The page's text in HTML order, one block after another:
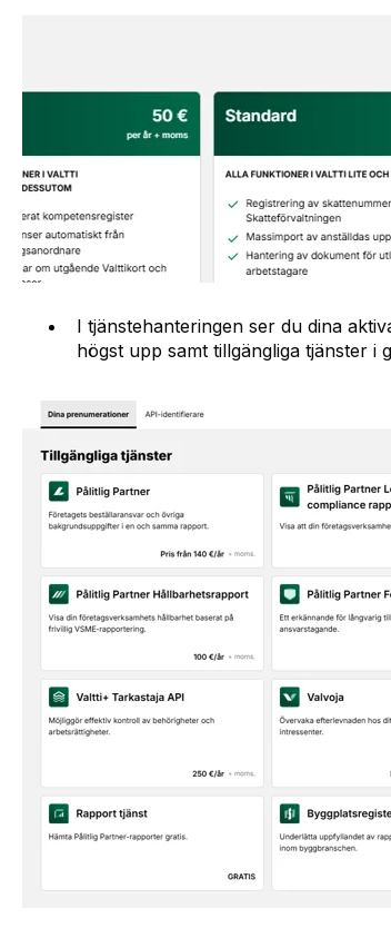
I tjänstehanteringen ser du dina
högst upp samt tillgängliga tjänster i